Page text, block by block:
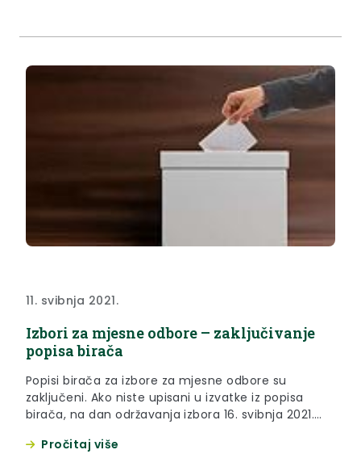
11. svibnja 2021.
Izbori za mjesne odbore – zaključivanje
popisa birača
Popisi birača za izbore za mjesne odbore su
zaključeni. Ako niste upisani u izvatke iz popisa
birača, na dan održavanja izbora 16. svibnja 2021.
potvrdom za glasovanje koju izdaje Upravni odjel za
Pročitaj više